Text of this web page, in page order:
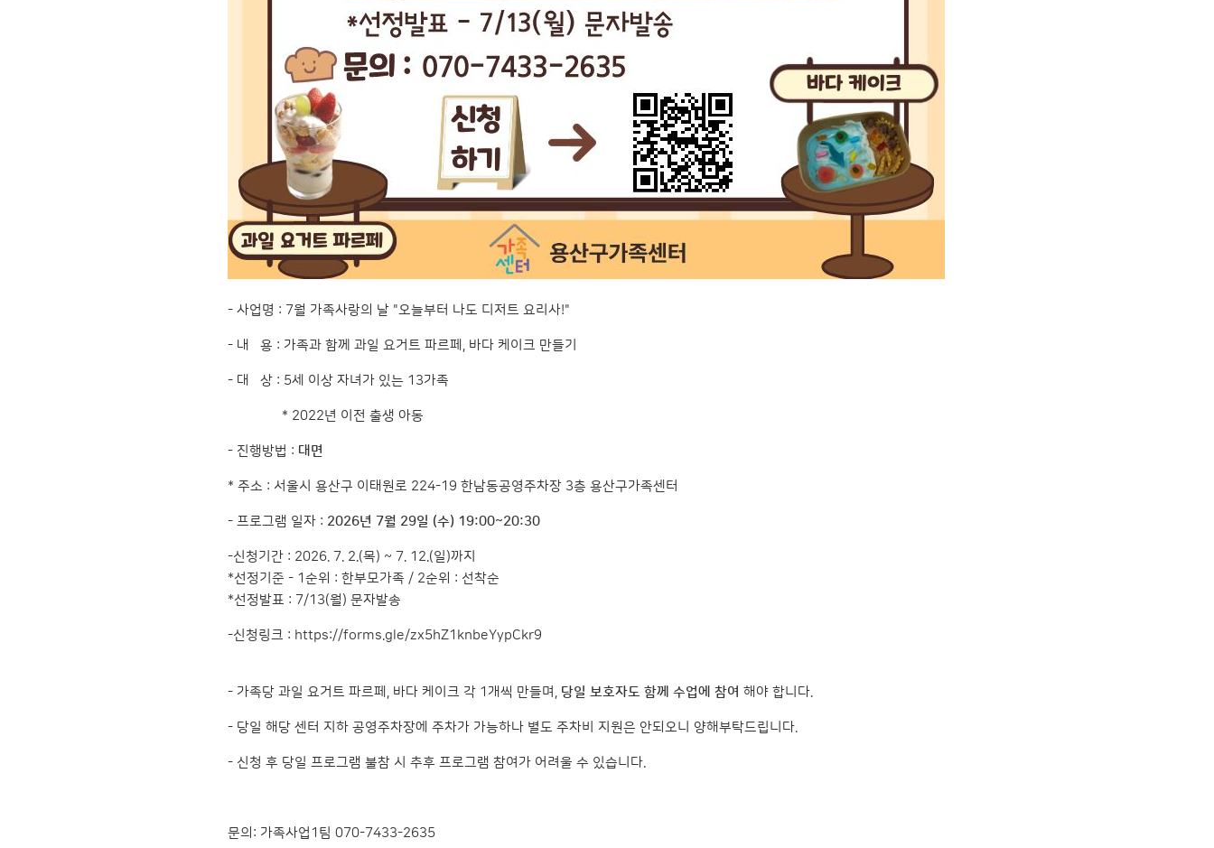
- 사업명 : 7월 가족사랑의 날 "오늘부터 나도 디저트 요리사!"
- 내 용 : 가족과 함께 과일 요거트 파르페, 바다 케이크 만들기
- 대 상 : 5세 이상 자녀가 있는 13가족
* 2022년 이전 출생 아동
- 진행방법 : 대면
* 주소 : 서울시 용산구 이태원로 224-19 한남동공영주차장 3층 용산구가족센터
- 프로그램 일자 : 2026년 7월 29일 (수) 19:00~20:30
-신청기간 : 2026. 7. 2.(목) ~ 7. 12.(일)까지
*선정기준 - 1순위 : 한부모가족 / 2순위 : 선착순
*선정발표 : 7/13(월) 문자발송
-신청링크 : https://forms.gle/zx5hZ1knbeYypCkr9
- 가족당 과일 요거트 파르페, 바다 케이크 각 1개씩 만들며, 당일 보호자도 함께 수업에 참여 해야 합니다.
- 당일 해당 센터 지하 공영주차장에 주차가 가능하나 별도 주차비 지원은 안되오니 양해부탁드립니다.
- 신청 후 당일 프로그램 불참 시 추후 프로그램 참여가 어려울 수 있습니다.
문의: 가족사업1팀 070-7433-2635